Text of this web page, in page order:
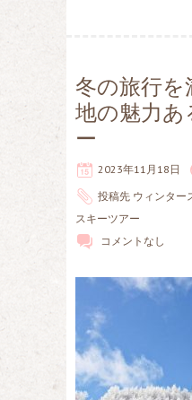
冬の旅行を
地の魅力
ー
2023年11月18日
投稿先 ウィンター
スキーツアー
コメントなし